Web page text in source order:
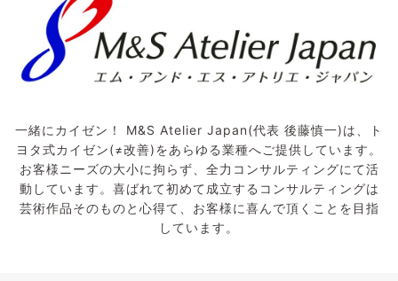
一緒にカイゼン！ M&S Atelier Japan(代表 後藤慎一)は、ト
ヨタ式カイゼン(≠改善)をあらゆる業種へご提供しています。
お客様ニーズの大小に拘らず、全力コンサルティングにて活
動しています。喜ばれて初めて成立するコンサルティングは
芸術作品そのものと心得て、お客様に喜んで頂くことを目指
しています。